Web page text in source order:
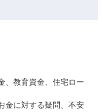
、教育資金、住宅ロー
金に対する疑問、不安